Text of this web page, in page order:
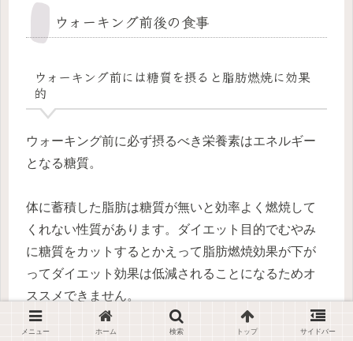
ウォーキング前後の食事
ウォーキング前には糖質を摂ると脂肪燃焼に効果
的
ウォーキング前に必ず摂るべき栄養素はエネルギー
となる糖質。
体に蓄積した脂肪は糖質が無いと効率よく燃焼して
くれない性質があります。ダイエット目的でむやみ
に糖質をカットするとかえって脂肪燃焼効果が下が
ってダイエット効果は低減されることになるためオ
ススメできません。
メニュー ホーム 検索 トップ サイドバー